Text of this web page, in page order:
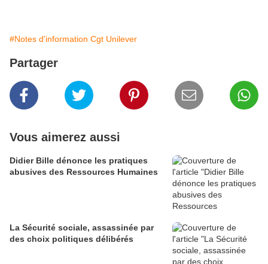
#Notes d'information Cgt Unilever
Partager
Vous aimerez aussi
Didier Bille dénonce les pratiques
abusives des Ressources Humaines
La Sécurité sociale, assassinée par
des choix politiques délibérés